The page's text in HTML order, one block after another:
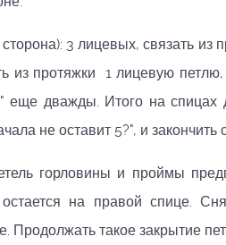
3 лицевых, связать
из протяжки 1 лицевую
еще дважды. Итого на спицах
не оставит 5?", и закончить
горловины и проймы
на правой спице.
Продолжать такое закрытие